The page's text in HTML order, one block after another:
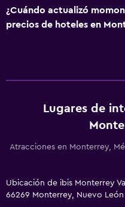
¿Cuándo actualizó
precios de hoteles en
Lugares de
Atracciones en Monterrey,
Ubicación de ibis Monterrey
66269 Monterrey, Nuevo León